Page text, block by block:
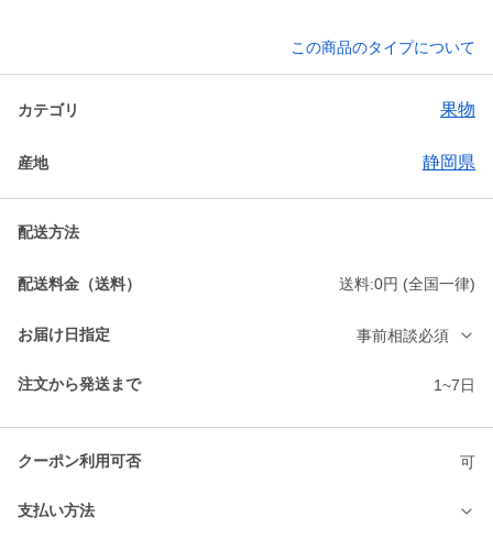
この商品のタイプについて
カテゴリ 果物
産地 静岡県
配送方法
配送料金（送料） 送料:0円 (全国一律)
お届け日指定 事前相談必須
注文から発送まで 1~7日
クーポン利用可否 可
支払い方法